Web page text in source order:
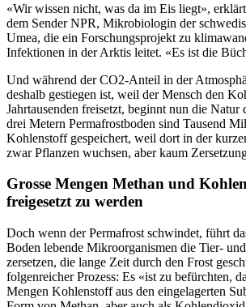
«Wir wissen nicht, was da im Eis liegt»,
dem Sender NPR, Mikrobiologin der
Umea, die ein Forschungsprojekt zu
Infektionen in der Arktis leitet. «Es ist die
Und während der CO2-Anteil in der
deshalb gestiegen ist, weil der Mensch den
Jahrtausenden freisetzt, beginnt nun die Natur
drei Metern Permafrostboden sind Tausend
Kohlenstoff gespeichert, weil dort in der
zwar Pflanzen wuchsen, aber kaum
Grosse Mengen Methan und
freigesetzt zu werden
Doch wenn der Permafrost schwindet, führt
Boden lebende Mikroorganismen die Tier-
zersetzen, die lange Zeit durch den Frost
folgenreicher Prozess: Es «ist zu befürchten,
Mengen Kohlenstoff aus den eingelagerten